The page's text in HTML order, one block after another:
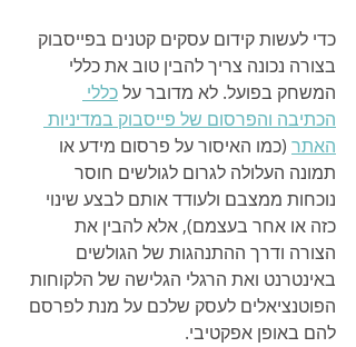
כדי לעשות קידום עסקים קטנים בפייסבוק
בצורה נכונה צריך להבין טוב את כללי
המשחק בפועל. לא מדובר על כללי
הכתיבה והפרסום של פייסבוק במדיניות
האתר (כמו האיסור על פרסום מידע או
תמונה העלולה לגרום לגולשים חוסר
נוכחות ממצבם ולעודד אותם לבצע שינוי
כזה או אחר בעצמם), אלא להבין את
הצורה ודרך ההתנהגות של הגולשים
באינטרנט ואת הרגלי הגלישה של הלקוחות
הפוטנציאלים לעסק שלכם על מנת לפרסם
להם באופן אפקטיבי.